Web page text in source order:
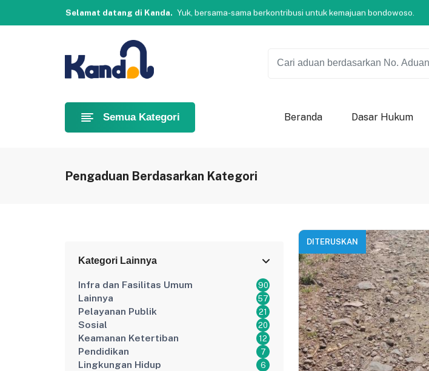
Selamat datang di Kanda.
Yuk, bersama-sama berkontribusi untuk kemajuan bondowoso.
KANDA - Kami Melayani Anda Mengawasi
Semua Kategori Beranda Dasar Hukum
Pengaduan Berdasarkan Kategori
DITERUSKAN
Kategori Lainnya
Infra dan Fasilitas Umum 90
Lainnya 57
Pelayanan Publik 21
Sosial 20
Keamanan Ketertiban 12
Pendidikan 7
Lingkungan Hidup 6